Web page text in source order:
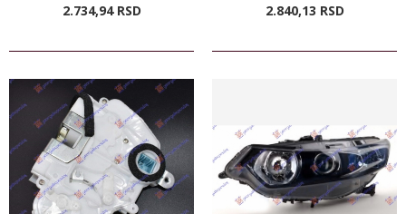
2.734,94 RSD 2.840,13 RSD